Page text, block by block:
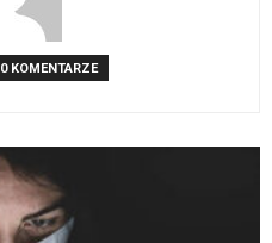
0 KOMENTARZE